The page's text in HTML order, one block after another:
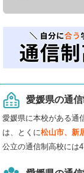
愛媛県の通
愛媛県に本校がある通
は、とくに松山市、新
公立の通信制高校には